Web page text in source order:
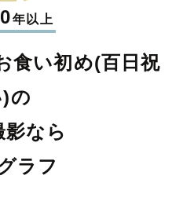
年以上
食い初め(百日祝
の
影なら
ラフ